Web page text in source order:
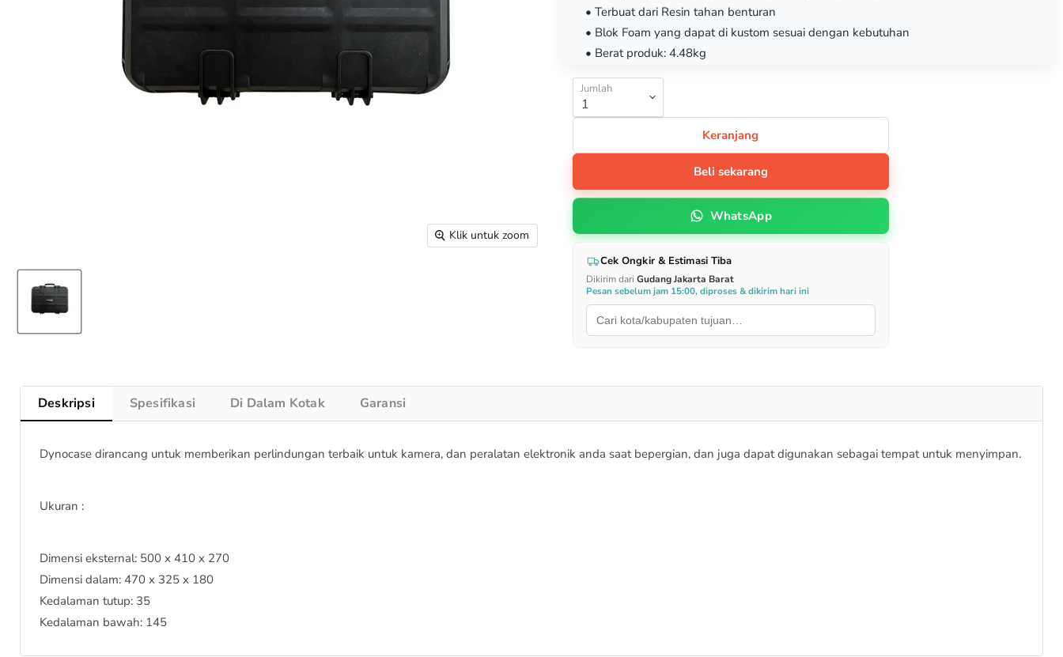
Klik untuk zoom
• Terbuat dari Resin tahan benturan
• Blok Foam yang dapat di kustom sesuai dengan kebutuhan
• Berat produk: 4.48kg
Jumlah
Keranjang
Beli sekarang
WhatsApp
Cek Ongkir & Estimasi Tiba
Dikirim dari Gudang Jakarta Barat
Pesan sebelum jam 15:00, diproses & dikirim hari ini
Deskripsi Spesifikasi Di Dalam Kotak Garansi
Dynocase dirancang untuk memberikan perlindungan terbaik untuk kamera, dan peralatan elektronik anda saat bepergian, dan juga dapat digunakan sebagai tempat untuk menyimpan.
Ukuran :
Dimensi eksternal: 500 x 410 x 270
Dimensi dalam: 470 x 325 x 180
Kedalaman tutup: 35
Kedalaman bawah: 145